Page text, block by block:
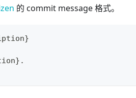
的 commit message 格式。